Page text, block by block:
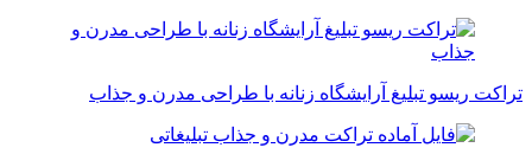
تراکت ریسو تبلیغ آرایشگاه زنانه با طراحی مدرن و جذاب